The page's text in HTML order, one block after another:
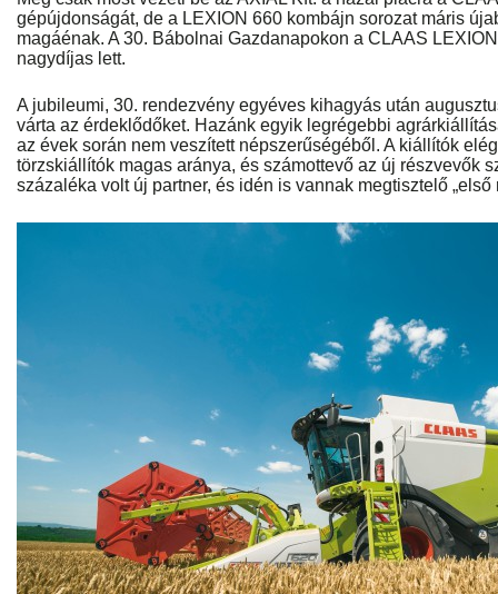
gépújdonságát, de a LEXION 660 kombájn sorozat máris
magáénak. A 30. Bábolnai Gazdanapokon a CLAAS
nagydíjas lett.
A jubileumi, 30. rendezvény egyéves kihagyás után
várta az érdeklődőket. Hazánk egyik legrégebbi
az évek során nem veszített népszerűségéből. A kiállítók
törzskiállítók magas aránya, és számottevő az új részvevők
százaléka volt új partner, és idén is vannak megtisztelő „első